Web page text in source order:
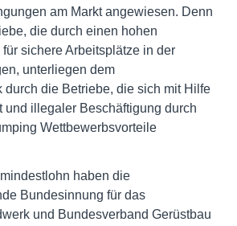
am Markt angewiesen. Denn
die durch einen hohen
sichere Arbeitsplätze in der
unterliegen dem
durch die Betriebe, die sich mit Hilfe
und illegaler Beschäftigung durch
Wettbewerbsvorteile
haben die
Bundesinnung für das
und Bundesverband Gerüstbau